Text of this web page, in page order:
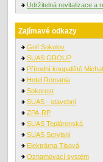
Udržitelná revitalizace a
Zajímavé odkazy
Golf Sokolov
SUAS GROUP
Přírodní koupaliště
Hotel Romania
Sokorest
SUAS - stavební
ZPA-RP
SUAS Teplárenská
SUAS Servisni
Elektrárna Tisová
Oznamovací systém